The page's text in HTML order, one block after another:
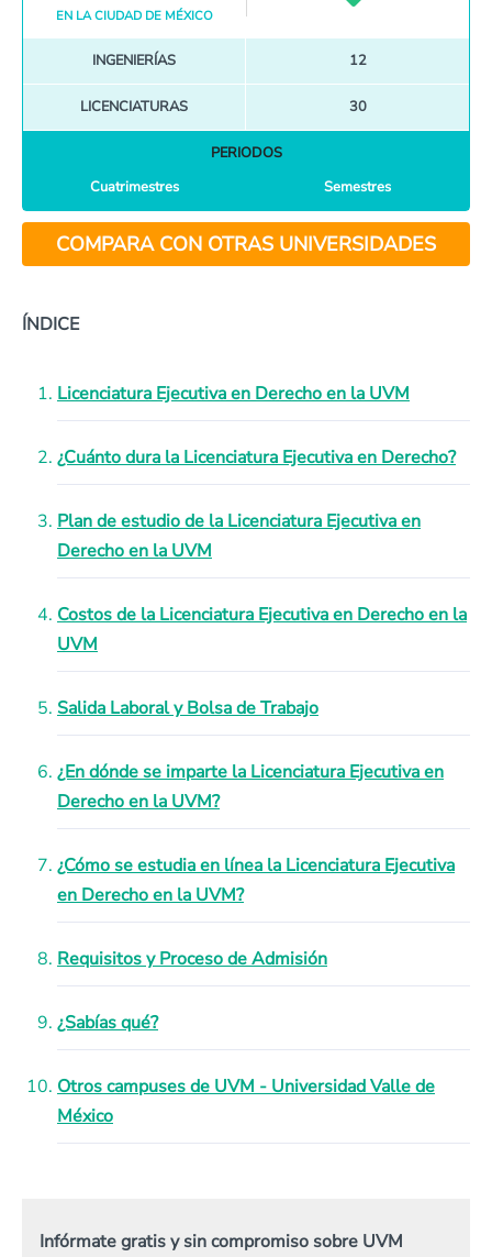
EN LA CIUDAD DE MÉXICO
INGENIERÍAS 12
LICENCIATURAS 30
PERIODOS
Cuatrimestres
Semestres
COMPARA CON OTRAS UNIVERSIDADES
ÍNDICE
Licenciatura Ejecutiva en Derecho en la UVM
¿Cuánto dura la Licenciatura Ejecutiva en Derecho?
Plan de estudio de la Licenciatura Ejecutiva en
Derecho en la UVM
Costos de la Licenciatura Ejecutiva en Derecho en la
UVM
Salida Laboral y Bolsa de Trabajo
¿En dónde se imparte la Licenciatura Ejecutiva en
Derecho en la UVM?
¿Cómo se estudia en línea la Licenciatura Ejecutiva
en Derecho en la UVM?
Requisitos y Proceso de Admisión
¿Sabías qué?
Otros campuses de UVM - Universidad Valle de
México
Infórmate gratis y sin compromiso sobre UVM